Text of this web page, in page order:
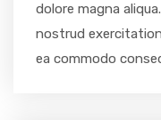
dolore magna
nostrud
ea commodo